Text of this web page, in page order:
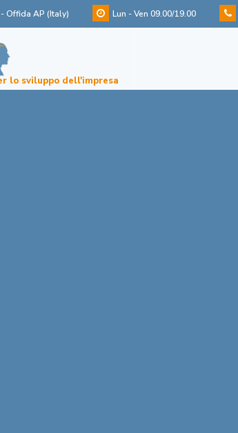
Offida AP (Italy) Lun - Ven 09.00/19.00
lo sviluppo dell'impresa